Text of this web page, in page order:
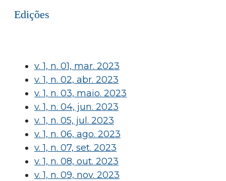
Edições
v. 1, n. 01, mar. 2023
v. 1, n. 02, abr. 2023
v. 1, n. 03, maio. 2023
v. 1, n. 04, jun. 2023
v. 1, n. 05, jul. 2023
v. 1, n. 06, ago. 2023
v. 1, n. 07, set. 2023
v. 1, n. 08, out. 2023
v. 1, n. 09, nov. 2023